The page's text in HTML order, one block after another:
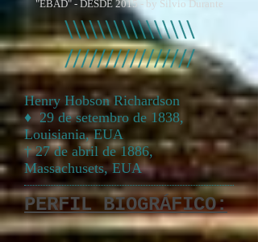
"EBAD" - DESDE 2015 - by Silvio Durante
Henry Hobson Richardson
♦ 29 de setembro de 1838,
Louisiania, EUA
† 27 de abril de 1886,
Massachusets, EUA
PERFIL BIOGRÁFICO: